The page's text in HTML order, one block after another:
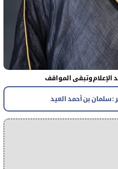
الإعلام وتبقى المواقف
: سلمان بن أحمد العيد